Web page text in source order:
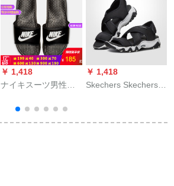
￥ 1,418
ナイキスーツ男性靴
ブーツ水泳り止め耐
摩耗性カージュブー
￥ 1,418
Skechers Skechers女
トを贴って砂浜の靴